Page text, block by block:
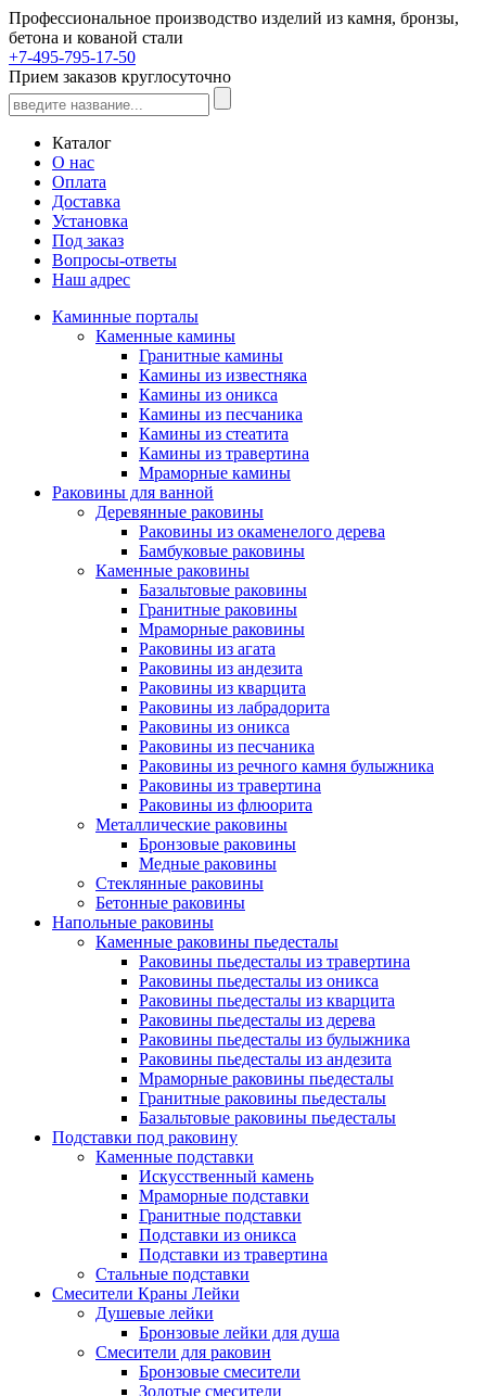
Профессиональное производство изделий из камня, бронзы,
бетона и кованой стали
+7-495-795-17-50
Прием заказов круглосуточно
Каталог
О нас
Оплата
Доставка
Установка
Под заказ
Вопросы-ответы
Наш адрес
Каминные порталы
Каменные камины
Гранитные камины
Камины из известняка
Камины из оникса
Камины из песчаника
Камины из стеатита
Камины из травертина
Мраморные камины
Раковины для ванной
Деревянные раковины
Раковины из окаменелого дерева
Бамбуковые раковины
Каменные раковины
Базальтовые раковины
Гранитные раковины
Мраморные раковины
Раковины из агата
Раковины из андезита
Раковины из кварцита
Раковины из лабрадорита
Раковины из оникса
Раковины из песчаника
Раковины из речного камня булыжника
Раковины из травертина
Раковины из флюорита
Металлические раковины
Бронзовые раковины
Медные раковины
Стеклянные раковины
Бетонные раковины
Напольные раковины
Каменные раковины пьедесталы
Раковины пьедесталы из травертина
Раковины пьедесталы из оникса
Раковины пьедесталы из кварцита
Раковины пьедесталы из дерева
Раковины пьедесталы из булыжника
Раковины пьедесталы из андезита
Мраморные раковины пьедесталы
Гранитные раковины пьедесталы
Базальтовые раковины пьедесталы
Подставки под раковину
Каменные подставки
Искусственный камень
Мраморные подставки
Гранитные подставки
Подставки из оникса
Подставки из травертина
Стальные подставки
Смесители Краны Лейки
Душевые лейки
Бронзовые лейки для душа
Смесители для раковин
Бронзовые смесители
Золотые смесители